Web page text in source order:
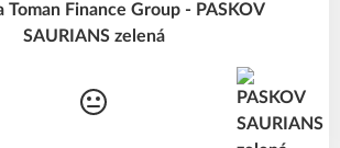
Toman Finance Group - PASKOV
SAURIANS zelená